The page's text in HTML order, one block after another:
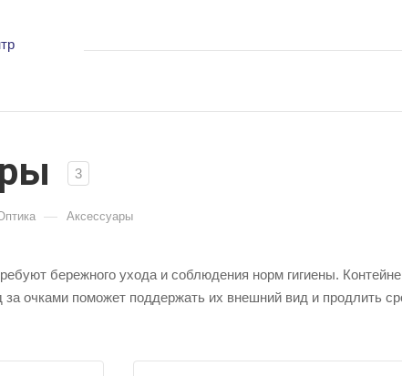
3
— Аксессуары
бережного ухода и соблюдения норм гигиены.
очками поможет поддержать их внешний вид и продлить